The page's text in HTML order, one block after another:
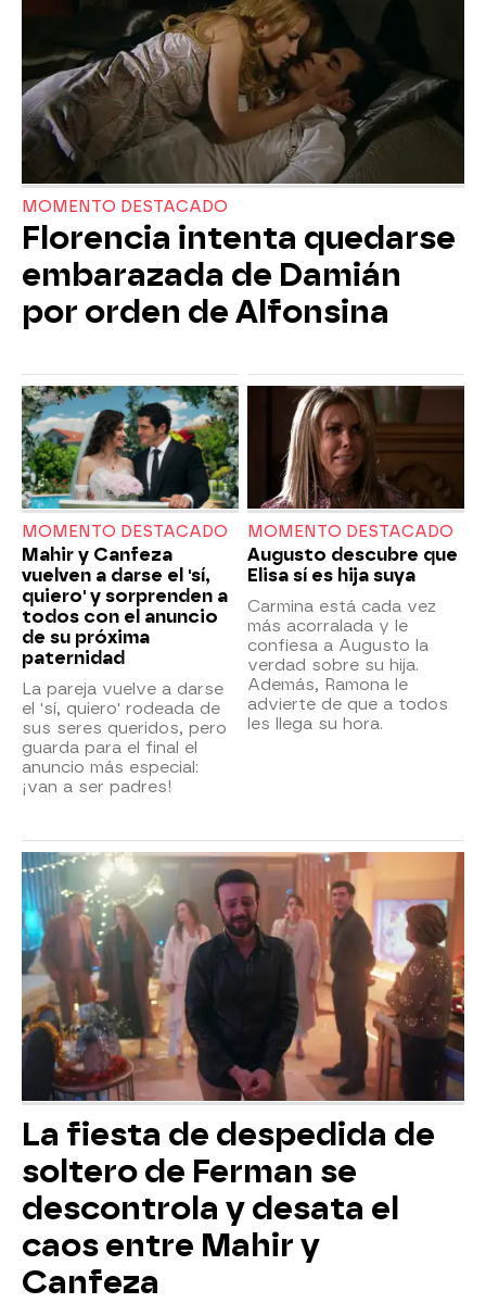
MOMENTO DESTACADO
Florencia intenta quedarse
embarazada de Damián
por orden de Alfonsina
MOMENTO DESTACADO
Mahir y Canfeza
vuelven a darse el 'sí,
quiero' y sorprenden a
todos con el anuncio
de su próxima
paternidad
La pareja vuelve a darse
el 'sí, quiero' rodeada de
sus seres queridos, pero
guarda para el final el
anuncio más especial:
¡van a ser padres!
MOMENTO DESTACADO
Augusto descubre que
Elisa sí es hija suya
Carmina está cada vez
más acorralada y le
confiesa a Augusto la
verdad sobre su hija.
Además, Ramona le
advierte de que a todos
les llega su hora.
La fiesta de despedida de
soltero de Ferman se
descontrola y desata el
caos entre Mahir y
Canfeza